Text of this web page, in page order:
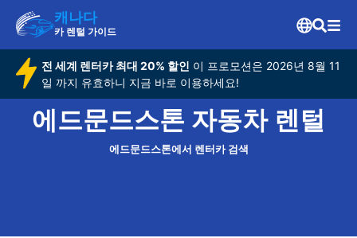
캐나다
카 렌털 가이드
전 세계 렌터카 최대 20% 할인 이 프로모션은 2026년 8월 11
일 까지 유효하니 지금 바로 이용하세요!
에드문드스톤 자동차 렌털
에드문드스톤에서 렌터카 검색